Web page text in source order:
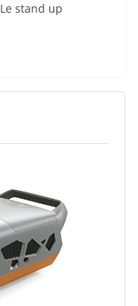
stand up